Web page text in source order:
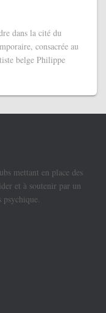
dans la cité du
consacrée au
belge Philippe
mettant en place des
et à soutenir par un
psychique.